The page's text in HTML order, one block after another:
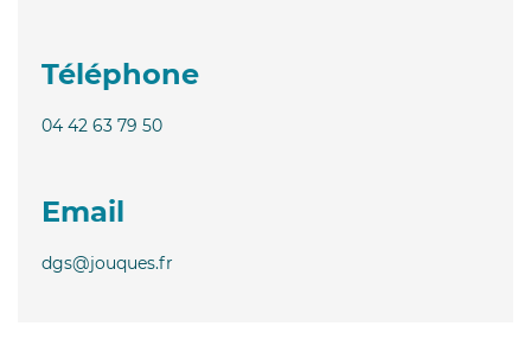
Téléphone
04 42 63 79 50
Email
dgs@jouques.fr